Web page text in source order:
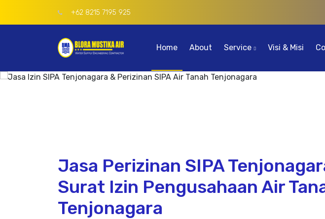
+62 8215 7195 925
Home About Service Visi & Misi
Jasa Perizinan SIPA
Surat Izin Pengusahaan Air
Tenjonagara